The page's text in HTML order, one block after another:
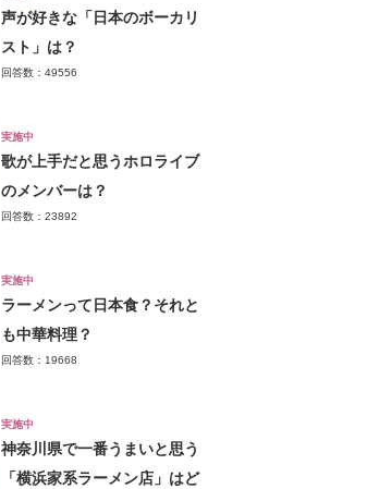
声が好きな「日本のボーカリ
スト」は？
回答数：49556
実施中
歌が上手だと思うホロライブ
のメンバーは？
回答数：23892
実施中
ラーメンって日本食？それと
も中華料理？
回答数：19668
実施中
神奈川県で一番うまいと思う
「横浜家系ラーメン店」はど